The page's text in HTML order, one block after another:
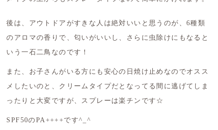
後は、アウトドアがすきな人は絶対いいと思うのが、6種類
のアロマの香りで、匂いがいいし、さらに虫除けにもなると
いう一石二鳥なのです！
また、お子さんがいる方にも安心の日焼け止めなのでオスス
メしたいのと、クリームタイプだとなってる間に逃げてしま
ったりと大変ですが、スプレーは楽チンです☆
SPF50のPA++++です^_^